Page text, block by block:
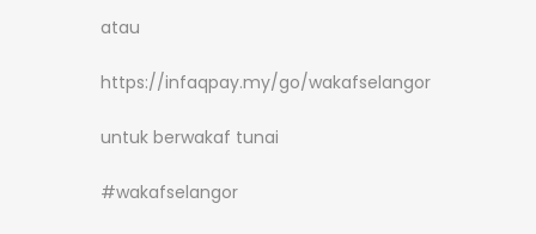
atau
https://infaqpay.my/go/wakafselangor
untuk berwakaf tunai
#wakafselangor